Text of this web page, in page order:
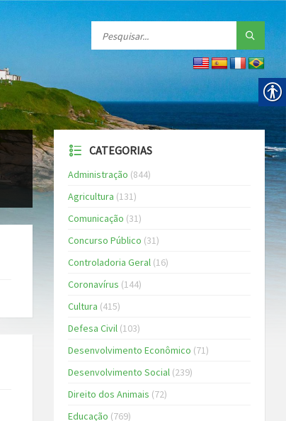
CATEGORIAS
Administração (844)
Agricultura (131)
Comunicação (31)
Concurso Público (31)
Controladoria Geral(16)
Coronavírus (144)
Cultura (415)
Defesa Civil(103)
Desenvolvimento Econômico (71)
Desenvolvimento Social(239)
Direito dos Animais (72)
Educação (769)